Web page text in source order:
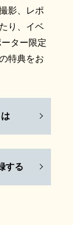
影、レポ
り、イベ
ター限定
特典をお
する